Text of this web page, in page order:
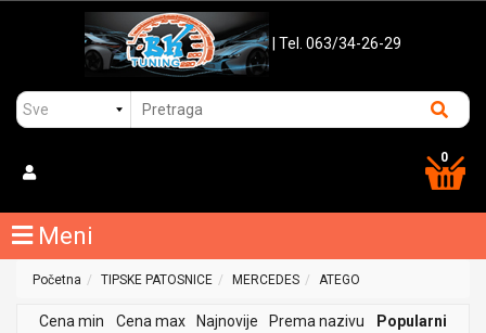
| Tel. 063/34-26-29
0
Meni
Početna TIPSKE PATOSNICE MERCEDES ATEGO
Cena min Cena max Najnovije Prema nazivu
Popularni